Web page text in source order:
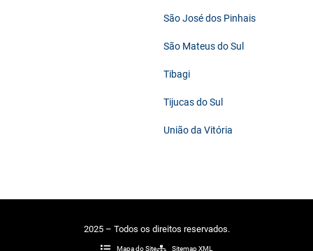
São José dos Pinhais
São Mateus do Sul
Tibagi
Tijucas do Sul
União da Vitória
2025 – Todos os direitos reservados.
Mapa do Site Sitemap XML